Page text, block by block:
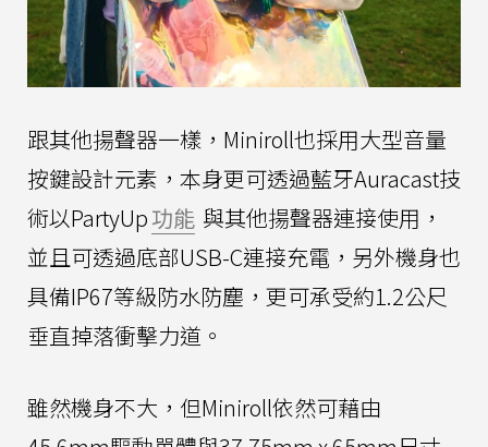
跟其他揚聲器一樣，Miniroll也採用大型音量
按鍵設計元素，本身更可透過藍牙Auracast技
術以PartyUp功能 與其他揚聲器連接使用，
並且可透過底部USB-C連接充電，另外機身也
具備IP67等級防水防塵，更可承受約1.2公尺
垂直掉落衝擊力道。
雖然機身不大，但Miniroll依然可藉由